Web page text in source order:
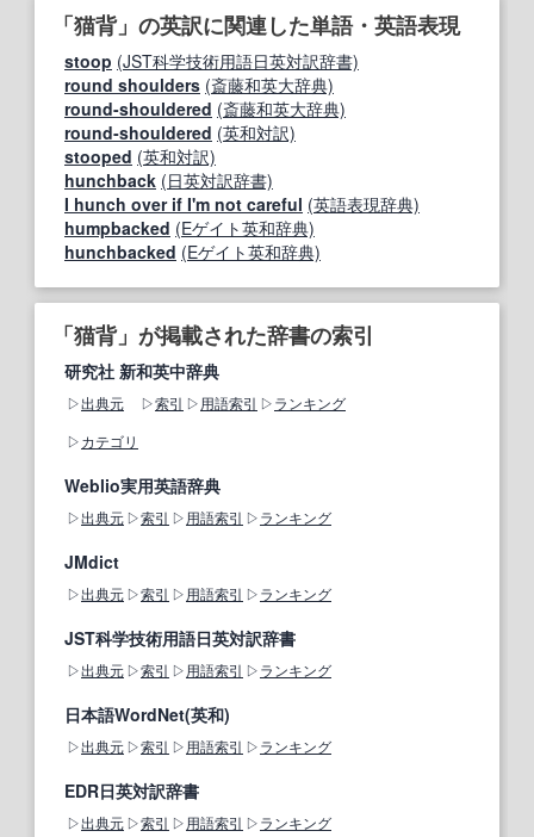
「猫背」の英訳に関連した単語・英語表現
stoop (JST科学技術用語日英対訳辞書)
round shoulders (斎藤和英大辞典)
round-shouldered (斎藤和英大辞典)
round‐shouldered (英和対訳)
stooped (英和対訳)
hunchback (日英対訳辞書)
I hunch over if I'm not careful (英語表現辞典)
humpbacked (Eゲイト英和辞典)
hunchbacked (Eゲイト英和辞典)
「猫背」が掲載された辞書の索引
研究社 新和英中辞典
出典元 索引 用語索引
ランキング
カテゴリ
Weblio実用英語辞典
出典元 索引 用語索引 ランキング
JMdict
出典元 索引 用語索引 ランキング
JST科学技術用語日英対訳辞書
出典元 索引 用語索引 ランキング
日本語WordNet(英和)
出典元 索引 用語索引 ランキング
EDR日英対訳辞書
出典元 索引 用語索引 ランキング